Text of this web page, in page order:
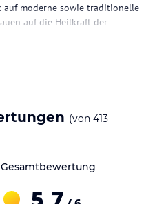
auf moderne sowie traditionelle
auf die Heilkraft der
die A2 Südautobahn,
Sie den kostenlosen
Kühnsdorf. Der
(KLU).
(von 413
Gesamtbewertung